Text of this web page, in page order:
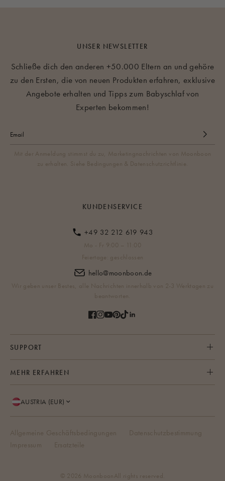
MEHR ERFAHREN
UNSER NEWSLETTER
Schließe dich den anderen +50.000 Eltern an und gehöre
zu den Ersten, die von neuen Produkten erfahren, exklusive
Angebote erhalten und Tipps zum Babyschlaf von
Experten bekommen!
Mit der Anmeldung stimmst du zu, Marketingnachrichten von Moonboon
zu erhalten. Siehe Bedingungen & Datenschutzrichtlinie.
KUNDENSERVICE
+49 32 212 619 943
Mo - Fr 9:00 – 11:00
Feiertage: geschlossen
hello@moonboon.de
Wir geben unser Bestes, alle Nachrichten innerhalb von 2-3 Werktagen zu
beantworten.
SUPPORT
AUSTRIA (EUR)
Allgemeine Geschäftsbedingungen
Datenschutzbestimmung
Impressum
Ersatzteile
© 2026 Moonboon All rights reserved.